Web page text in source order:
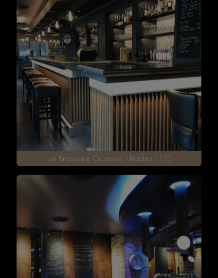
Le 16.45 - Rodez (12)
La Brasserie Gustave - Rodez (12)